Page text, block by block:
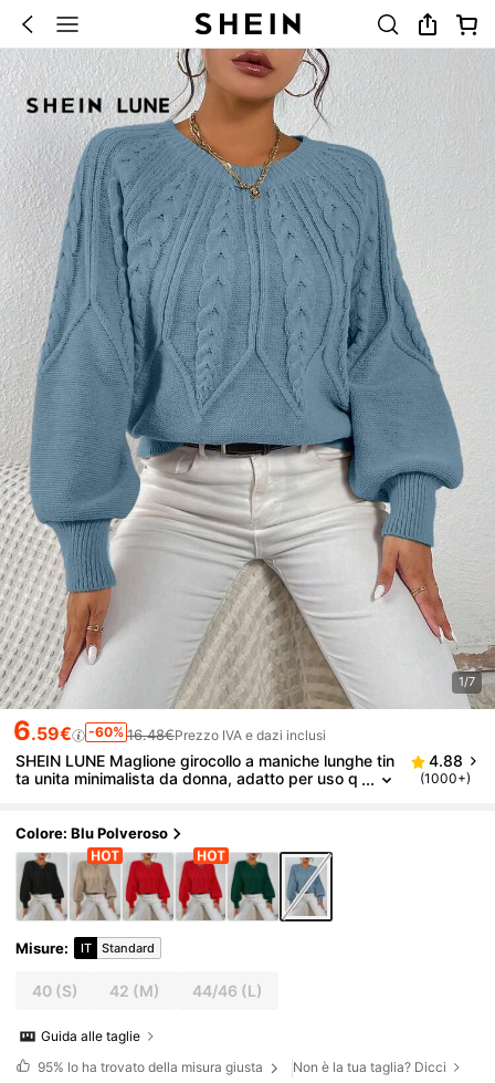
1/7
6.59€ -60% 16.48€Prezzo IVA e dazi inclusi
SHEIN LUNE Maglione girocollo a maniche lunghe tin
ta unita minimalista da donna, adatto per uso q
4.88
(1000+)
Colore: Blu Polveroso
Misure: IT Standard
40(S) 42 (M) 44/46 (L)
Guida alle taglie
95% lo ha trovato della misura giusta Non è la tua taglia? Dicci